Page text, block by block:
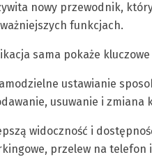
nowy przewodnik,
funkcjach.
sama pokaże
ustawianie
usuwanie i zmiana
widoczność i
przelew na telefon